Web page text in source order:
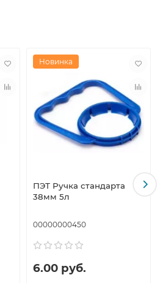
Новинка
ПЭТ Ручка стандарта
38мм 5л
00000000450
6.00 руб.